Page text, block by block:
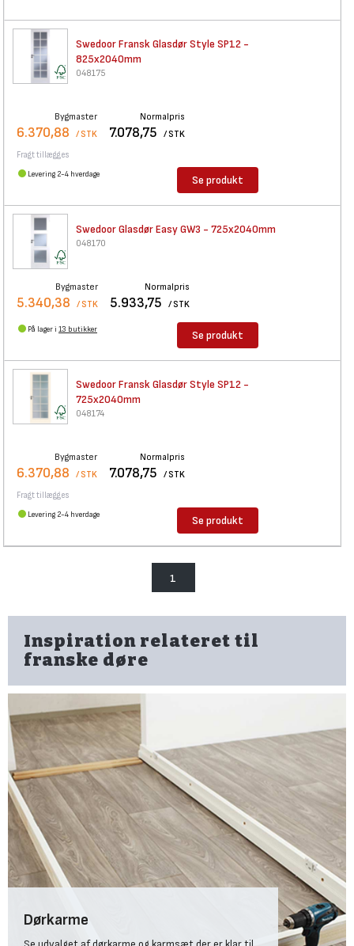
Swedoor Fransk Glasdør Style SP12 -
825x2040mm
048175
Bygmaster
6.370,88 / STK
Normalpris
7.078,75 / STK
Fragt tillægges
Levering 2-4 hverdage Se produkt
Swedoor Glasdør Easy GW3 - 725x2040mm
048170
Bygmaster
5.340,38 / STK
Normalpris
5.933,75 / STK
På lager i 13 butikker Se produkt
Swedoor Fransk Glasdør Style SP12 -
725x2040mm
048174
Bygmaster
6.370,88 / STK
Normalpris
7.078,75 / STK
Fragt tillægges
Levering 2-4 hverdage Se produkt
1
Inspiration relateret til
franske døre
Dørkarme